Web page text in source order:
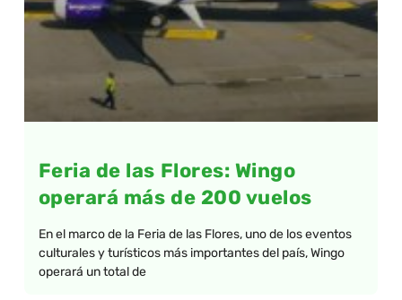
Feria de las Flores: Wingo
operará más de 200 vuelos
En el marco de la Feria de las Flores, uno de los eventos
culturales y turísticos más importantes del país, Wingo
operará un total de